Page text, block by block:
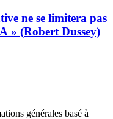
ne se limitera pas
» (Robert Dussey)
générales basé à